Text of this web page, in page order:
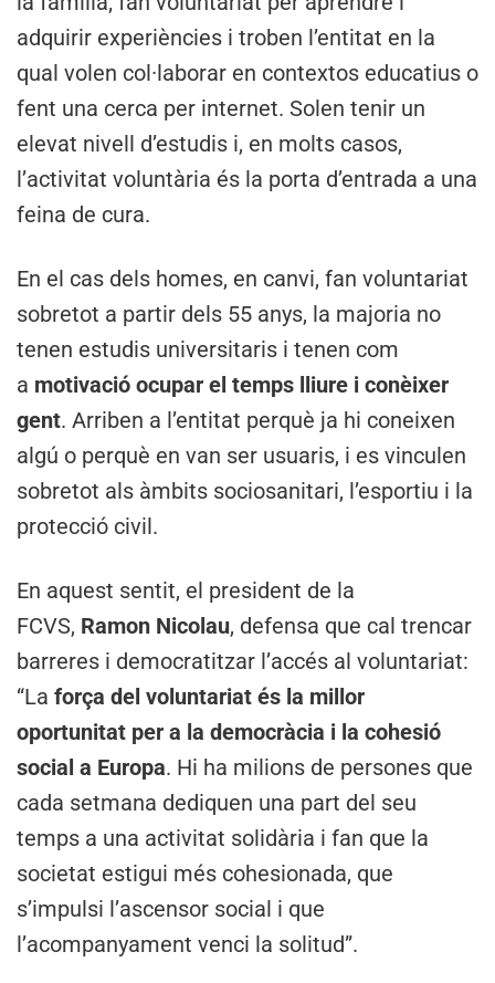
adquirir experiències i troben l’entitat en la
qual volen col·laborar en contextos educatius o
fent una cerca per internet. Solen tenir un
elevat nivell d’estudis i, en molts casos,
l’activitat voluntària és la porta d’entrada a una
feina de cura.
En el cas dels homes, en canvi, fan voluntariat
sobretot a partir dels 55 anys, la majoria no
tenen estudis universitaris i tenen com
a motivació ocupar el temps lliure i conèixer
gent. Arriben a l’entitat perquè ja hi coneixen
algú o perquè en van ser usuaris, i es vinculen
sobretot als àmbits sociosanitari, l’esportiu i la
protecció civil.
En aquest sentit, el president de la
FCVS, Ramon Nicolau, defensa que cal trencar
barreres i democratitzar l’accés al voluntariat:
“La força del voluntariat és la millor
oportunitat per a la democràcia i la cohesió
social a Europa. Hi ha milions de persones que
cada setmana dediquen una part del seu
temps a una activitat solidària i fan que la
societat estigui més cohesionada, que
s’impulsi l’ascensor social i que
l’acompanyament venci la solitud”.